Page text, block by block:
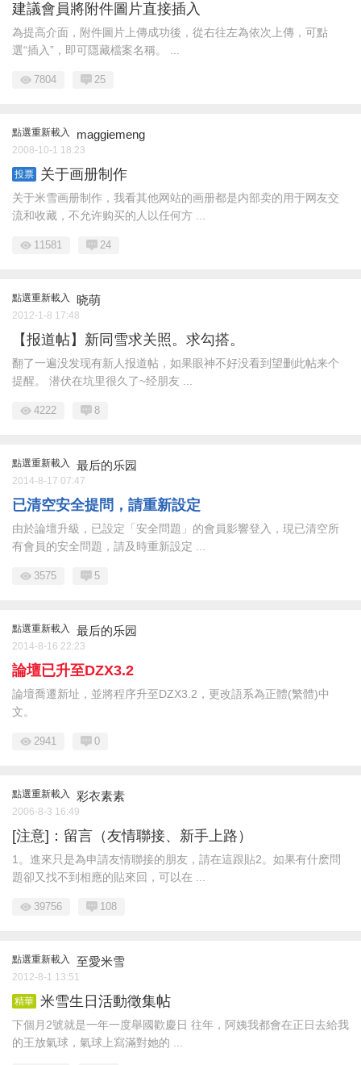
建議會員將附件圖片直接插入
為提高介面，附件圖片上傳成功後，從右往左為依次上傳，可點
選“插入”，即可隱藏檔案名稱。 ...
7804 25
點選重新載入 maggiemeng
2008-10-1 18:23
投票 关于画册制作
关于米雪画册制作，我看其他网站的画册都是内部卖的用于网友交
流和收藏，不允许购买的人以任何方 ...
11581 24
點選重新載入 晓萌
2012-1-8 17:48
【报道帖】新同雪求关照。求勾搭。
翻了一遍没发现有新人报道帖，如果眼神不好没看到望删此帖来个
提醒。 潜伏在坑里很久了~经朋友 ...
4222 8
點選重新載入 最后的乐园
2014-8-17 07:47
已清空安全提問，請重新設定
由於論壇升級，已設定「安全問題」的會員影響登入，現已清空所
有會員的安全問題，請及時重新設定 ...
3575 5
點選重新載入 最后的乐园
2014-8-16 22:23
論壇已升至DZX3.2
論壇喬遷新址，並將程序升至DZX3.2，更改語系為正體(繁體)中
文。
2941 0
點選重新載入 彩衣素素
2006-8-3 16:49
[注意]：留言（友情聯接、新手上路）
1。進來只是為申請友情聯接的朋友，請在這跟貼2。如果有什麽問
題卻又找不到相應的貼來回，可以在 ...
39756 108
點選重新載入 至愛米雪
2012-8-1 13:51
精華 米雪生日活動徵集帖
下個月2號就是一年一度舉國歡慶日 往年，阿姨我都會在正日去給我
的王放氣球，氣球上寫滿對她的 ...